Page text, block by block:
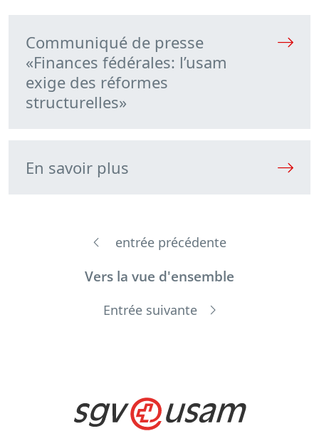
Communiqué de presse
«Finances fédérales: l’usam
exige des réformes
structurelles»
En savoir plus
entrée précédente
Vers la vue d'ensemble
Entrée suivante